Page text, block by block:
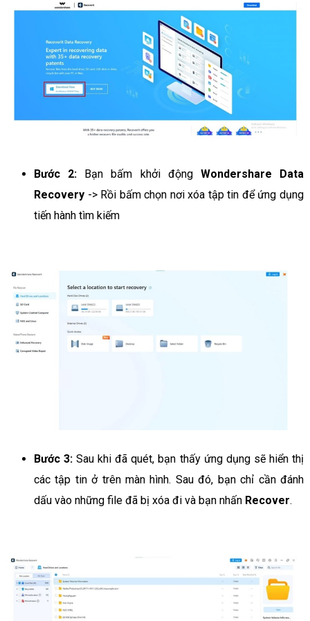
Bước 2: Bạn bấm khởi động Wondershare Data
Recovery-> Rồi bấm chọn nơi xóa tập tin để ứng dụng
tiến hành tìm kiếm
Bước 3: Sau khi đã quét, bạn thấy ứng dụng sẽ hiển thị
các tập tin ở trên màn hình. Sau đó, bạn chỉ cần đánh
dấu vào những file đã bị xóa đi và bạn nhấn Recover.